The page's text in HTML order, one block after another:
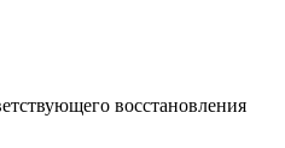
восстановления